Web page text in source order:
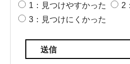
1：見つけやすかった
2
3：見つけにくかった